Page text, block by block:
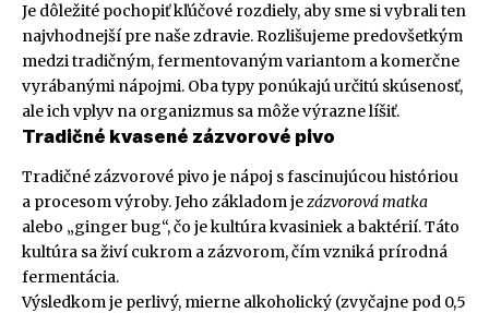
Je dôležité pochopiť kľúčové rozdiely, aby sme si vybrali ten
najvhodnejší pre naše zdravie. Rozlišujeme predovšetkým
medzi tradičným, fermentovaným variantom a komerčne
vyrábanými nápojmi. Oba typy ponúkajú určitú skúsenosť,
ale ich vplyv na organizmus sa môže výrazne líšiť.
Tradičné kvasené zázvorové pivo
Tradičné zázvorové pivo je nápoj s fascinujúcou históriou
a procesom výroby. Jeho základom jezázvorová matka
alebo „ginger bug“, čo je kultúra kvasiniek a baktérií. Táto
kultúra sa živí cukrom a zázvorom, čím vzniká prírodná
fermentácia.
Výsledkom je perlivý, mierne alkoholický (zvyčajne pod 0,5